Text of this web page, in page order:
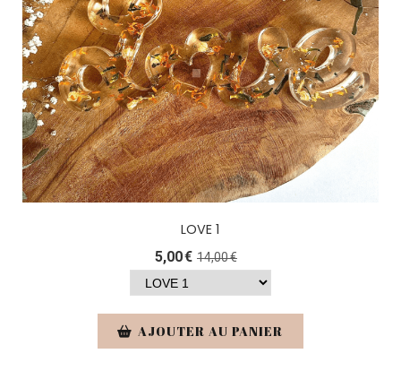
LOVE 1
5,00€ 14,00€
AJOUTER AU PANIER